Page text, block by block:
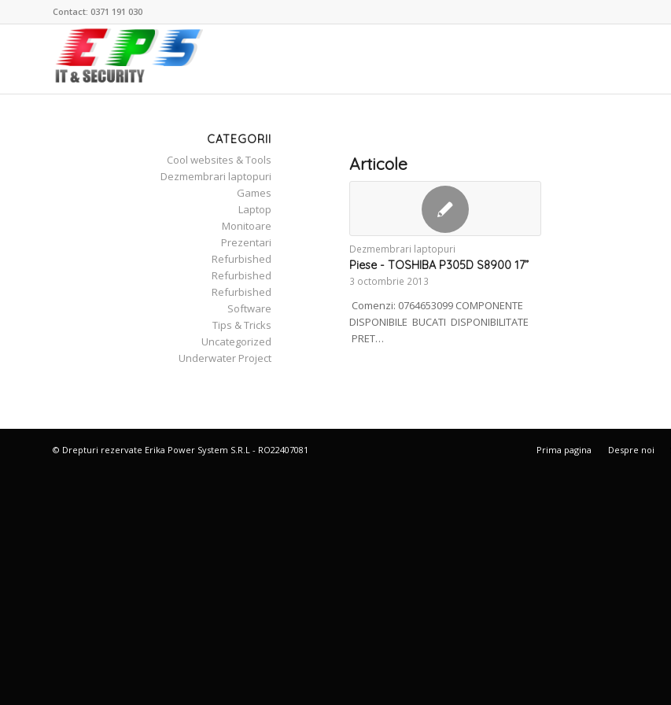
Contact: 0371 191 030
Articole
Dezmembrari laptopuri
Piese - TOSHIBA P305D S8900 17”
3 octombrie 2013
Comenzi: 0764653099 COMPONENTE
DISPONIBILE BUCATI DISPONIBILITATE
PRET…
CATEGORII
Cool websites & Tools
Dezmembrari laptopuri
Games
Laptop
Monitoare
Prezentari
Refurbished
Refurbished
Refurbished
Software
Tips & Tricks
Uncategorized
Underwater Project
© Drepturi rezervate Erika Power System S.R.L - RO22407081 Prima pagina Despre noi